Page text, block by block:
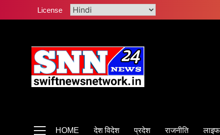
License
HOME देश विदेश प्रदेश राजनीति